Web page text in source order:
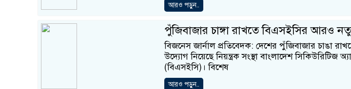
আরও পড়ুন..
পুঁজিবাজার চাঙ্গা রাখতে বিএসইসির আরও
বিজনেস জার্নাল প্রতিবেদক: দেশের পুঁজিবাজার চাঙা
উদ্যোগ নিয়েছে নিয়ন্ত্রক সংস্থা বাংলাদেশ সিকিউরিটিজ
(বিএসইসি)। বিশেষ
আরও পড়ুন..